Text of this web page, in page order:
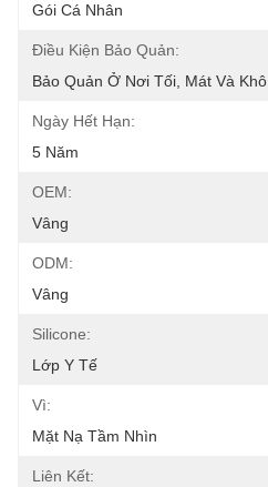
Gói Cá Nhân
Điều Kiện Bảo Quản:
Bảo Quản Ở Nơi Tối, Mát Và Khô.
Ngày Hết Hạn:
5 Năm
OEM:
Vâng
ODM:
Vâng
Silicone:
Lớp Y Tế
Vì:
Mặt Nạ Tầm Nhìn
Liên Kết: